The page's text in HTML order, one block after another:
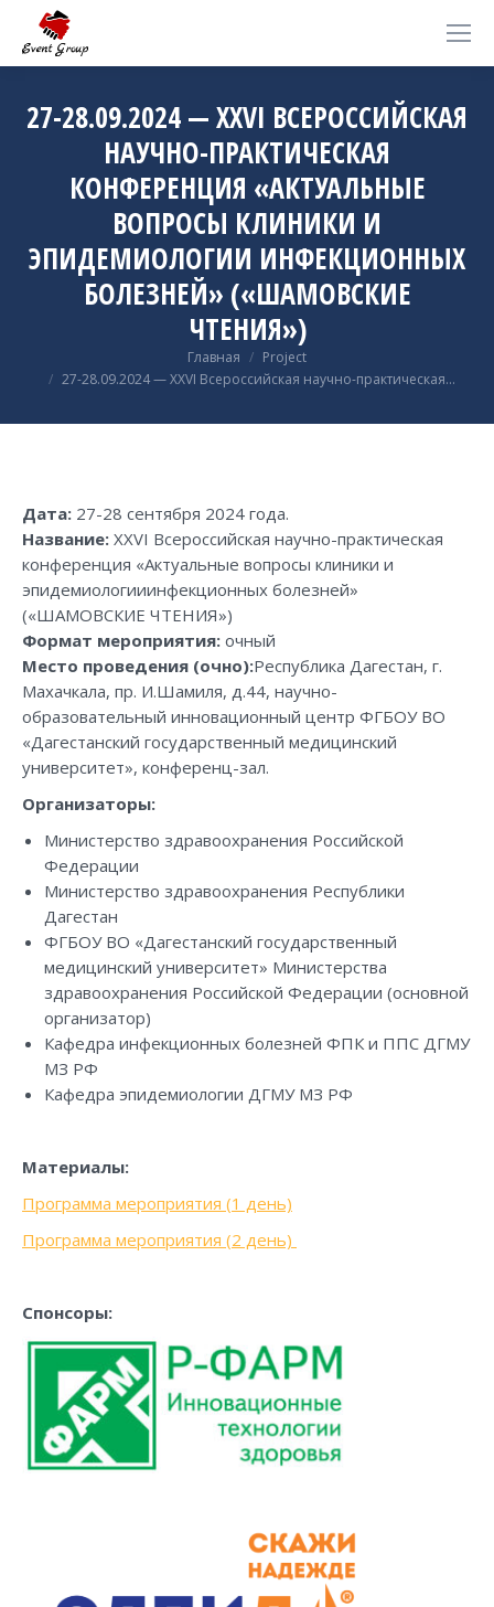
27-28.09.2024 — XXVI ВСЕРОССИЙСКАЯ
НАУЧНО-ПРАКТИЧЕСКАЯ
КОНФЕРЕНЦИЯ «АКТУАЛЬНЫЕ
ВОПРОСЫ КЛИНИКИ И
ЭПИДЕМИОЛОГИИ ИНФЕКЦИОННЫХ
БОЛЕЗНЕЙ» («ШАМОВСКИЕ
ЧТЕНИЯ»)
Главная
Project
27-28.09.2024 — XXVI Всероссийская научно-практическая…
Дата: 27-28 сентября 2024 года.
Название: XXVI Всероссийская научно-практическая
конференция «Актуальные вопросы клиники и
эпидемиологииинфекционных болезней»
(«ШАМОВСКИЕ ЧТЕНИЯ»)
Формат мероприятия: очный
Место проведения (очно):Республика Дагестан, г.
Махачкала, пр. И.Шамиля, д.44, научно-
образовательный инновационный центр ФГБОУ ВО
«Дагестанский государственный медицинский
университет», конференц-зал.
Организаторы:
Министерство здравоохранения Российской
Федерации
Министерство здравоохранения Республики
Дагестан
ФГБОУ ВО «Дагестанский государственный
медицинский университет» Министерства
здравоохранения Российской Федерации (основной
организатор)
Кафедра инфекционных болезней ФПК и ППС ДГМУ
МЗ РФ
Кафедра эпидемиологии ДГМУ МЗ РФ
Материалы:
Программа мероприятия (1 день)
Программа мероприятия (2 день)
Спонсоры: